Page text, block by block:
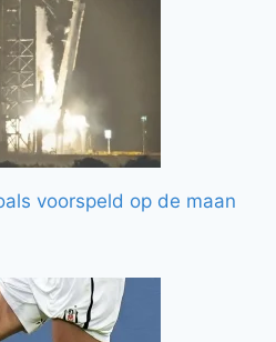
voorspeld op de maan